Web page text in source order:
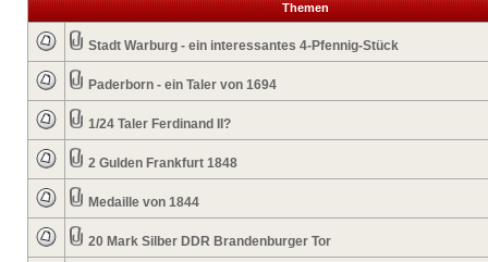
Themen
Stadt Warburg - ein interessantes 4-Pfennig-Stück
Paderborn - ein Taler von 1694
1/24 Taler Ferdinand II?
2 Gulden Frankfurt 1848
Medaille von 1844
20 Mark Silber DDR Brandenburger Tor